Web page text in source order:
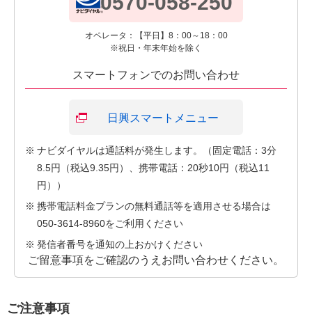
オペレータ：【平日】8：00～18：00
※祝日・年末年始を除く
スマートフォンでのお問い合わせ
日興スマートメニュー
※ ナビダイヤルは通話料が発生します。（固定電話：3分
8.5円（税込9.35円）、携帯電話：20秒10円（税込11
円））
※ 携帯電話料金プランの無料通話等を適用させる場合は
050-3614-8960をご利用ください
※ 発信者番号を通知の上おかけください
ご留意事項をご確認のうえお問い合わせください。
ご注意事項